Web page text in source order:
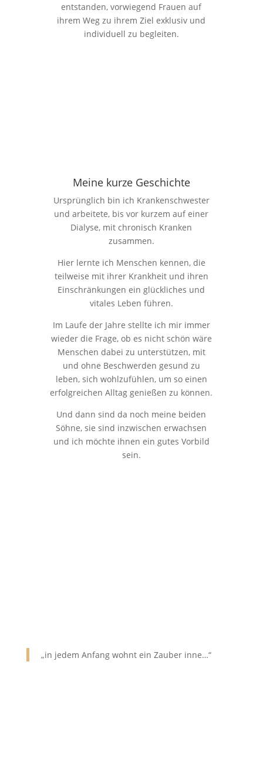
entstanden, vorwiegend Frauen auf
ihrem Weg zu ihrem Ziel exklusiv und
individuell zu begleiten.
Meine kurze Geschichte
Ursprünglich bin ich Krankenschwester
und arbeitete, bis vor kurzem auf einer
Dialyse, mit chronisch Kranken
zusammen.
Hier lernte ich Menschen kennen, die
teilweise mit ihrer Krankheit und ihren
Einschränkungen ein glückliches und
vitales Leben führen.
Im Laufe der Jahre stellte ich mir immer
wieder die Frage, ob es nicht schön wäre
Menschen dabei zu unterstützen, mit
und ohne Beschwerden gesund zu
leben, sich wohlzufühlen, um so einen
erfolgreichen Alltag genießen zu können.
Und dann sind da noch meine beiden
Söhne, sie sind inzwischen erwachsen
und ich möchte ihnen ein gutes Vorbild
sein.
„in jedem Anfang wohnt ein Zauber inne…“